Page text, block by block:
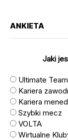
ANKIETA
Jaki
Ultimate Team
Kariera
Kariera
Szybki mecz
VOLTA
Wirtualne